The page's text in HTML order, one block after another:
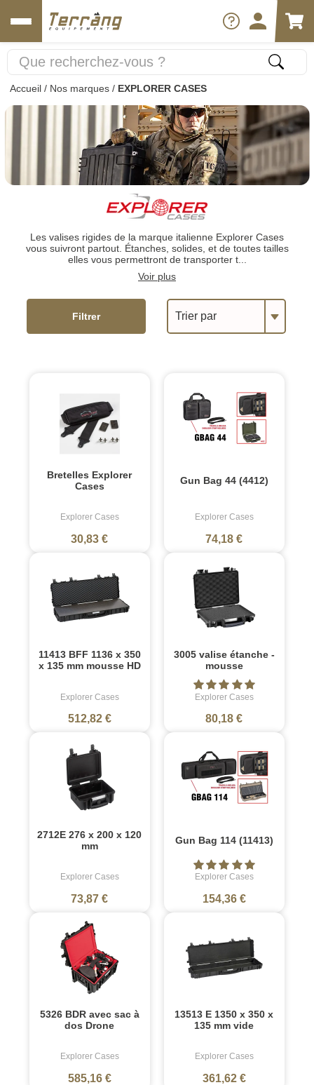
Accueil / Nos marques / EXPLORER CASES
Les valises rigides de la marque italienne Explorer Cases
vous suivront partout. Étanches, solides, et de toutes tailles
elles vous permettront de transporter t...
Voir plus
Trier par
Filtrer
Bretelles Explorer
Cases
Explorer Cases
30,83 €
Gun Bag 44 (4412)
Explorer Cases
74,18 €
11413 BFF 1136 x 350
x 135 mm mousse HD
Explorer Cases
512,82 €
3005 valise étanche -
mousse
Explorer Cases
80,18 €
2712E 276 x 200 x 120
mm
Explorer Cases
73,87 €
Gun Bag 114 (11413)
Explorer Cases
154,36 €
5326 BDR avec sac à
dos Drone
Explorer Cases
585,16 €
13513 E 1350 x 350 x
135 mm vide
Explorer Cases
361,62 €